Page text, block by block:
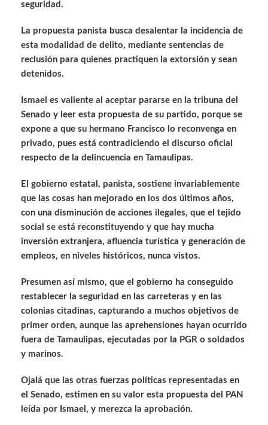
seguridad.
La propuesta panista busca desalentar la incidencia de
esta modalidad de delito, mediante sentencias de
reclusión para quienes practiquen la extorsión y sean
detenidos.
Ismael es valiente al aceptar pararse en la tribuna del
Senado y leer esta propuesta de su partido, porque se
expone a que su hermano Francisco lo reconvenga en
privado, pues está contradiciendo el discurso oficial
respecto de la delincuencia en Tamaulipas.
El gobierno estatal, panista, sostiene invariablemente
que las cosas han mejorado en los dos últimos años,
con una disminución de acciones ilegales, que el tejido
social se está reconstituyendo y que hay mucha
inversión extranjera, afluencia turística y generación de
empleos, en niveles históricos, nunca vistos.
Presumen así mismo, que el gobierno ha conseguido
restablecer la seguridad en las carreteras y en las
colonias citadinas, capturando a muchos objetivos de
primer orden, aunque las aprehensiones hayan ocurrido
fuera de Tamaulipas, ejecutadas por la PGR o soldados
y marinos.
Ojalá que las otras fuerzas políticas representadas en
el Senado, estimen en su valor esta propuesta del PAN
leída por Ismael, y merezca la aprobación.